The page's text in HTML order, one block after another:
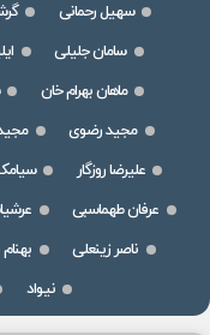
سهیل رحمانی
سامان جلیلی
ماهان بهرام خان
مجید رضوی
علیرضا روزگار
عرفان طهماسبی
ناصر زینعلی
نیواد